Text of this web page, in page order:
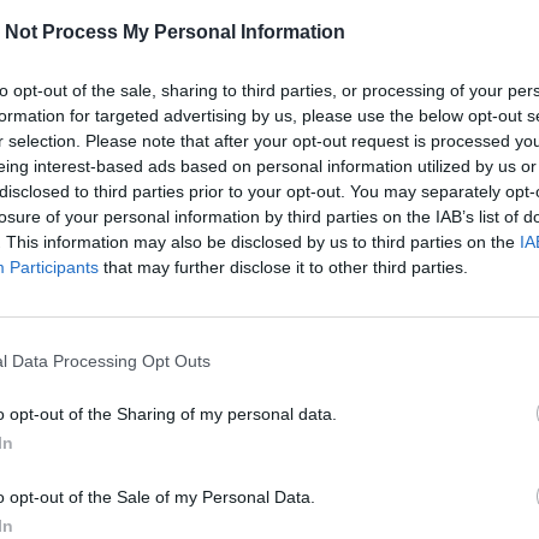
Not Process My Personal Information
opt-out of the sale, sharing to third parties, or processing of your
for targeted advertising by us, please use the below opt-out
selection. Please note that after your opt-out request is processed
interest-based ads based on personal information utilized by us
to third parties prior to your opt-out. You may separately
of your personal information by third parties on the IAB’s list of
This information may also be disclosed by us to third parties on the
Participants that may further disclose it to other third parties.
Data Processing Opt Outs
opt-out of the Sharing of my personal data.
opt-out of the Sale of my Personal Data.
nemcsak bizalom és szervezőkészség kell. Hanem
is. És itt jön az igazi kérdés. Egy kampányfőnöki
izgalmassá a kérdés: kicsoda valójában Tóth Péter?
életrajz nem lelhető fel róla. A kilencvenes
a Vasas „bronzkorszakában” ő volt aNemzeti Sport
Tóth József angyalföldi polgármester pedig a
elnöke). A Vasas a 2001/2002-es szezonban
meg is szűnt, Tóth pedig 2004 februárjábanírt utoljára
polgármesterének vis maior miatt hirtelen jelöltet
körzetben. Fia, Tóth Péter ugrott be – természetesen az
. Egészen 2010-iglátta elaz ott élők
ben
Az ifjabb Tóth három évvel később bukkant
a XIII. Kerületi Közszolgáltató Zrt.